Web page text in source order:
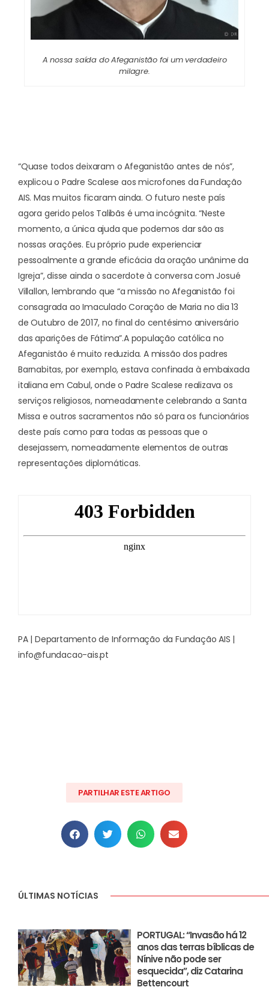
A nossa saída do Afeganistão foi um verdadeiro
milagre.
“Quase todos deixaram o Afeganistão antes de nós”,
explicou o Padre Scaleseaos microfones da Fundação
AIS. Mas muitos ficaram ainda. O futuro neste país
agora gerido pelos Talibãs é uma incógnita. “Neste
momento, a única ajuda que podemos dar são as
nossas orações. Eu próprio pude experienciar
pessoalmente a grande eficácia da oração unânime da
Igreja”, disse ainda o sacerdote à conversa com Josué
Villallon, lembrando que “a missão no Afeganistão foi
consagrada ao Imaculado Coração de Maria no dia 13
de Outubro de 2017, no final do centésimo aniversário
das aparições de Fátima”.A população católica no
Afeganistão é muito reduzida. A missão dos padres
Barnabitas, por exemplo, estava confinada à embaixada
italiana em Cabul, onde o Padre Scalese realizava os
serviços religiosos, nomeadamente celebrando a Santa
Missa e outros sacramentos não só para os funcionários
deste país como para todas as pessoas que o
desejassem, nomeadamente elementos de outras
representações diplomáticas.
PA | Departamento de Informação da Fundação AIS |
info@fundacao-ais.pt
PARTILHAR ESTE ARTIGO
ÚLTIMAS NOTÍCIAS
PORTUGAL: “Invasão há 12
anos das terras bíblicas de
Nínive não pode ser
esquecida”, diz Catarina
Bettencourt